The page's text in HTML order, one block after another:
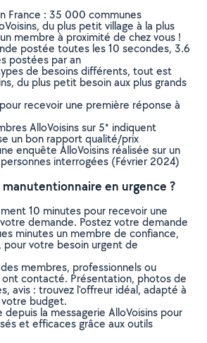
France : 35 000 communes
du plus petit village à la plus
membre à proximité de chez vous !
postée toutes les 10 secondes, 3.6
postées par an
de besoins différents, tout est
du plus petit besoin aux plus grands
recevoir une première réponse à
AlloVoisins sur 5* indiquent
un bon rapport qualité/prix
enquête AlloVoisins réalisée sur un
interrogées (Février 2024)
en urgence ?
10 minutes pour recevoir une
demande. Postez votre demande
minutes un membre de confiance,
pour votre besoin urgent de
membres, professionnels ou
ont contacté. Présentation, photos de
avis : trouvez l'offreur idéal, adapté à
budget.
la messagerie AlloVoisins pour
et efficaces grâce aux outils